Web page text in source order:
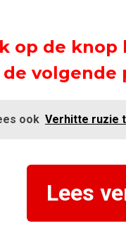
op de
de volgende
ook Verhitte ruzie
Lees